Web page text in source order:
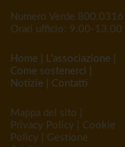
Numero Verde
Orari ufficio: 9.00-
Home L'associazione
Come sostenerci
Notizie
Contatti
Mappa del sito
Privacy Policy
Cookie
Policy
Gestione